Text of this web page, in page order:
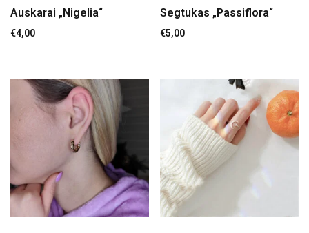
Auskarai „Nigelia“
€4,00
Segtukas „Passiflora“
€5,00